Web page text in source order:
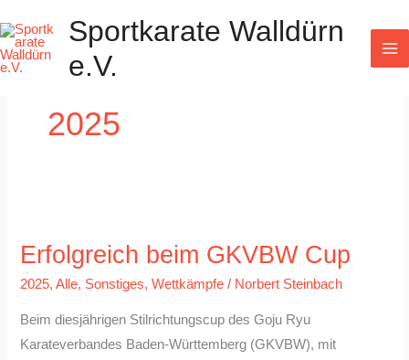
Inhalt
springen
Sportkarate Walldürn
e.V.
2025
Erfolgreich beim GKVBW Cup
2025,Alle, Sonstiges,Wettkämpfe / Norbert Steinbach
Beim diesjährigen Stilrichtungscup des Goju Ryu
Karateverbandes Baden-Württemberg (GKVBW), mit
beim
GKVBW